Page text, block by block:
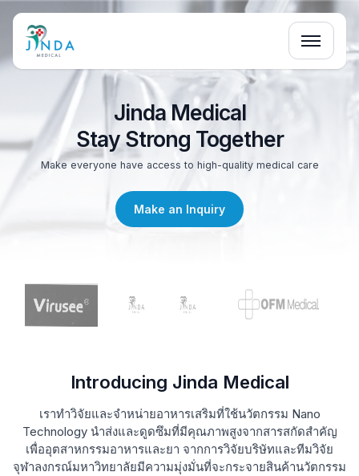
Jinda Medical
Stay Strong Together
Make everyone have access to high-quality medical care
Make an Inquiry
Introducing Jinda Medical
เราทำวิจัยและจำหน่ายอาหารเสริมที่ใช้นวัตกรรม Nano
Technology นำส่งและดูดซึมที่มีคุณภาพสูงจากสารสกัดสำคัญ
เพื่ออุตสาหกรรมอาหารและยา จากการวิจัยบริษัทและทีมวิจัย
จุฬาลงกรณ์มหาวิทยาลัยมีความมุ่งมั่นที่จะกระจายสินค้านวัตกรรม